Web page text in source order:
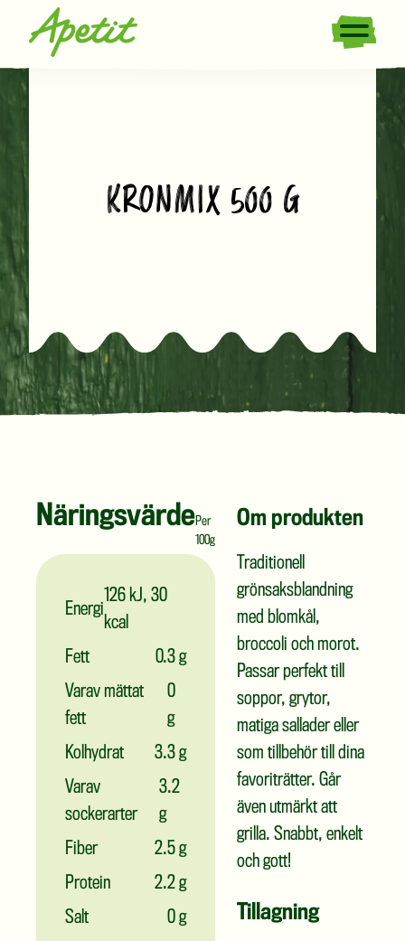
KRONMIX 500 G
Om produkten
Traditionell
grönsaksblandning
med blomkål,
broccoli och morot.
Passar perfekt till
soppor, grytor,
matiga sallader eller
som tillbehör till dina
favoriträtter. Går
även utmärkt att
grilla. Snabbt, enkelt
och gott!
Tillagning
NäringsvärdePer
100g
Energi
126 kJ, 30
kcal
Fett
0.3 g
Varav mättat
fett
0
g
Kolhydrat
3.3 g
Varav
sockerarter
3.2
g
Fiber
2.5 g
Protein
2.2 g
Salt
0 g